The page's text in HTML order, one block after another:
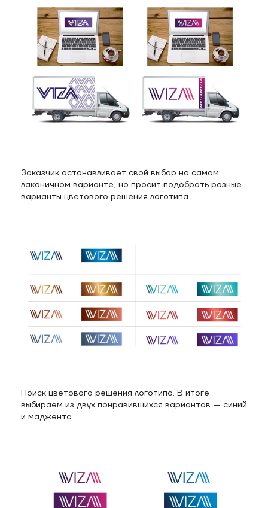
Заказчик останавливает свой выбор на самом
лаконичном варианте, но просит подобрать разные
варианты цветового решения логотипа.
Поиск цветового решения логотипа. В итоге
выбираем из двух понравившихся вариантов — синий
и маджента.